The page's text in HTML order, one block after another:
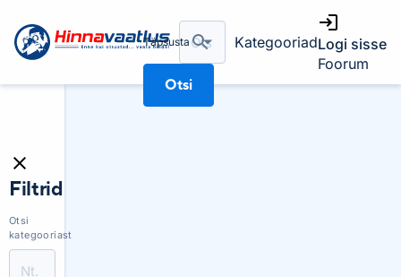
Täpsusta
Otsi
KategooriadLogi sisse
Foorum
Filtrid
Otsi
kategooriast